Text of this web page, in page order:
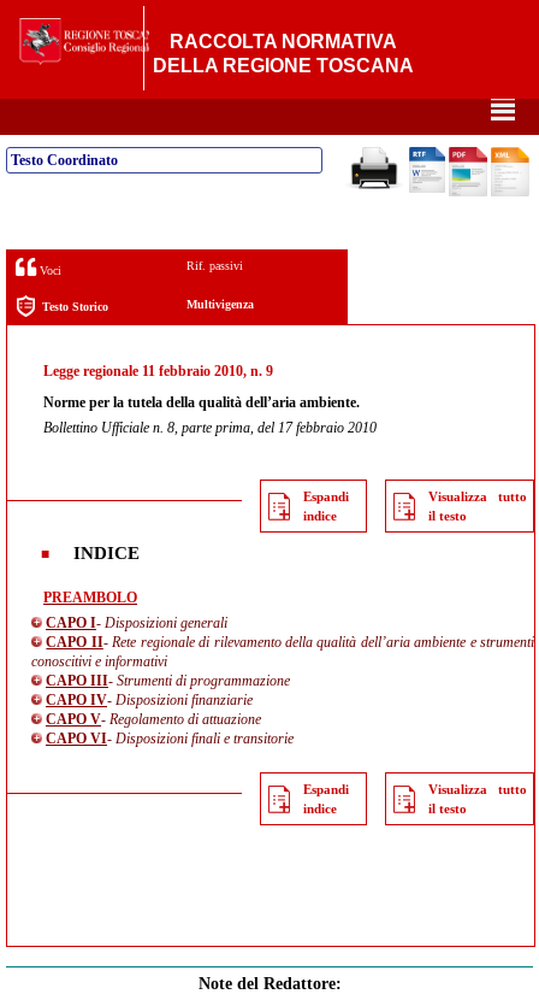
RACCOLTA NORMATIVA
DELLA REGIONE TOSCANA
²
Testo Coordinato
Voci Rif. passivi
Testo Storico Multivigenza
Legge regionale 11 febbraio 2010, n. 9
Norme per la tutela della qualità dell’aria ambiente.
Bollettino Ufficiale n. 8, parte prima, del 17 febbraio 2010
Espandi
indice
Visualizza tutto
il testo
INDICE
PREAMBOLO
CAPO I- Disposizioni generali
CAPO II- Rete regionale di rilevamento della qualità dell’aria ambiente e strumenti
conoscitivi e informativi
CAPO III- Strumenti di programmazione
CAPO IV- Disposizioni finanziarie
CAPO V- Regolamento di attuazione
CAPO VI- Disposizioni finali e transitorie
Espandi
indice
Visualizza tutto
il testo
Note del Redattore: